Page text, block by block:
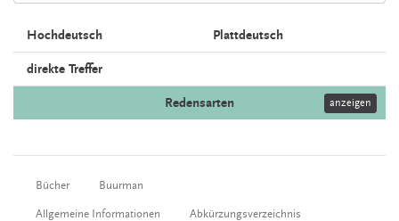
Hochdeutsch Plattdeutsch
direkte Treffer
Redensarten anzeigen
Bücher Buurman
Allgemeine Informationen
Abkürzungsverzeichnis